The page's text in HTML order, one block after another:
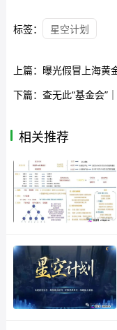
标签： 星空计划
上篇： 曝光假冒上海黄
下篇： 查无此“基金会”｜星空计
相关推荐